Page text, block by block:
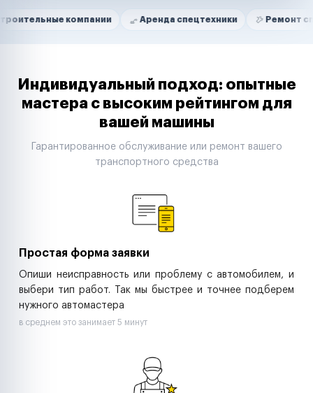
Нам доверяют
компании Аренда спецтехники Ремонт
Маркетплейсы
Таксопарки
Автодилеры
Строительные компании
Аренда спецтехники
Индивидуальный подход: опытные
мастера с высоким рейтингом для
вашей машины
Гарантированное обслуживание или ремонт вашего
транспортного средства
Простая форма заявки
Опиши неисправность или проблему с автомобилем, и
выбери тип работ. Так мы быстрее и точнее подберем
нужного автомастера
в среднем это занимает 5 минут